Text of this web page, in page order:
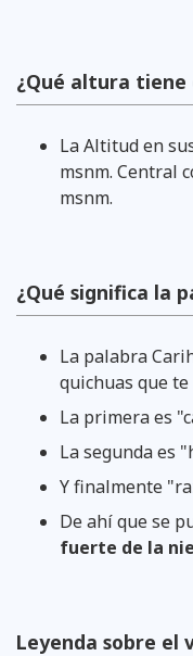
¿Qué altura tiene
La Altitud en
msnm. Central
msnm.
¿Qué significa la
La palabra
quichuas que
La primera es
La segunda es
Y finalmente
De ahí que se
fuerte de la
Leyenda sobre el